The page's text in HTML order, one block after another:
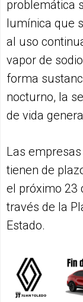
problemática
lumínica que
al uso
vapor de
forma
nocturno, la
de vida
Las
tienen de
el próximo 23
través de la
Estado.